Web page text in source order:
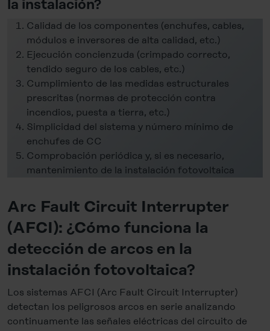
la instalación?
Calidad de los componentes (enchufes, cables,
módulos e inversores de alta calidad, etc.)
Ejecución concienzuda (crimpado correcto,
tendido seguro de los cables, etc.)
Cumplimiento de las medidas estructurales
prescritas (normas de protección contra
incendios, puesta a tierra, etc.)
Simplicidad del sistema y número mínimo de
enchufes de CC
Comprobación periódica y, si es necesario,
mantenimiento de la instalación fotovoltaica
Arc Fault Circuit Interrupter
(AFCI): ¿Cómo funciona la
detección de arcos en la
instalación fotovoltaica?
Los sistemas AFCI (Arc Fault Circuit Interrupter)
detectan los peligrosos arcos en serie analizando
continuamente las señales eléctricas del circuito de